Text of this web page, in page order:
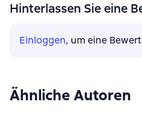
Hinterlassen Sie eine
Einloggen, um eine
Ähnliche Autoren